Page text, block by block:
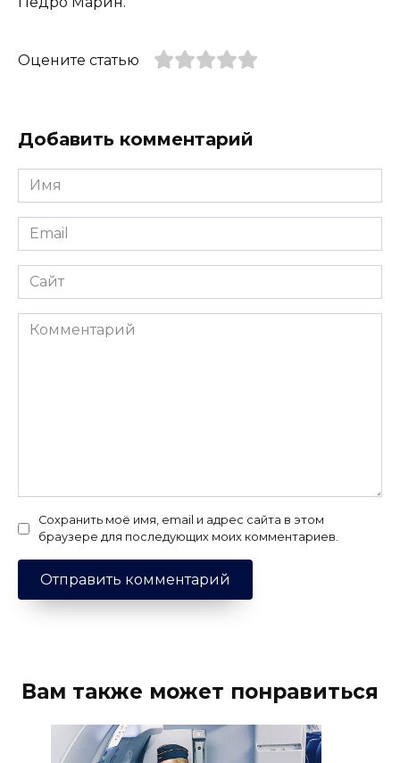
Оцените статью
Добавить комментарий
Имя
*
Email
*
Сайт
Комментарий
Сохранить моё имя, email и адрес сайта в этом
браузере для последующих моих комментариев.
Вам также может понравиться